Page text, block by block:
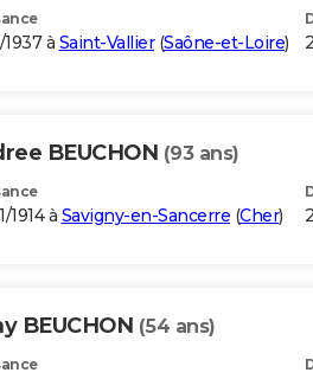
1937 à Saint-Vallier(Saône-et-Loire)
BEUCHON (93 ans)
1914 à Savigny-en-Sancerre (Cher)
BEUCHON (54 ans)